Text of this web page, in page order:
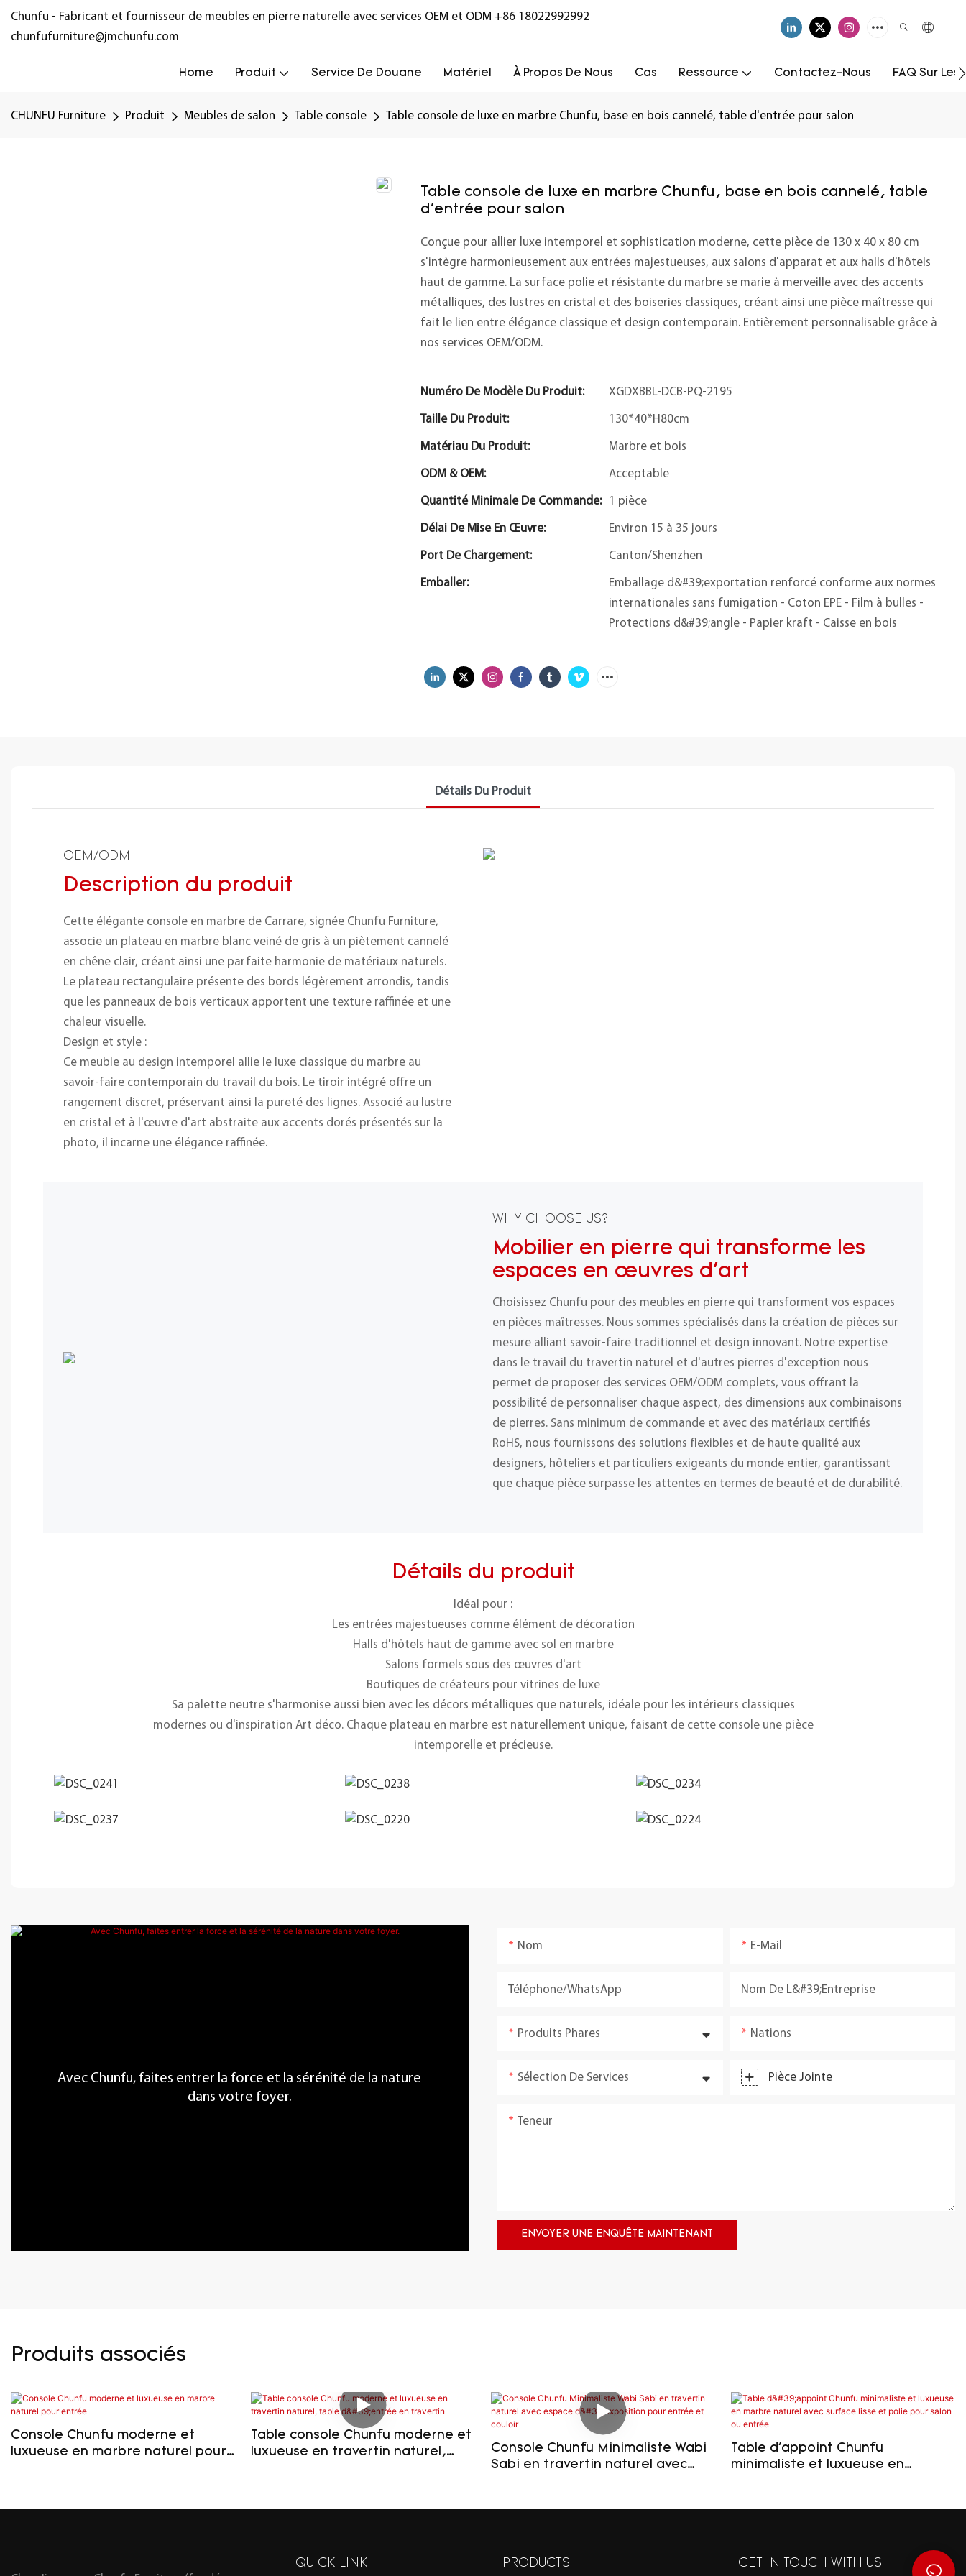
Chunfu - Fabricant et fournisseur de meubles en pierre naturelle avec services OEM et ODM +86 18022992992
chunfufurniture@jmchunfu.com
Home Produit Service De Douane Matériel À Propos De Nous Cas Ressource Contactez-Nous FAQ Sur
CHUNFU Furniture Produit Meubles de salon Table console Table console de luxe en marbre Chunfu, base en bois cannelé, table d'entrée pour salon
Table console de luxe en marbre Chunfu, base en bois cannelé, table
d'entrée pour salon
Conçue pour allier luxe intemporel et sophistication moderne, cette pièce de 130 x 40 x 80 cm
s'intègre harmonieusement aux entrées majestueuses, aux salons d'apparat et aux halls d'hôtels
haut de gamme. La surface polie et résistante du marbre se marie à merveille avec des accents
métalliques, des lustres en cristal et des boiseries classiques, créant ainsi une pièce maîtresse qui
fait le lien entre élégance classique et design contemporain. Entièrement personnalisable grâce à
nos services OEM/ODM.
Numéro De Modèle Du Produit: XGDXBBL-DCB-PQ-2195
Taille Du Produit: 130*40*H80cm
Matériau Du Produit: Marbre et bois
ODM & OEM: Acceptable
Quantité Minimale De Commande: 1 pièce
Délai De Mise En Œuvre: Environ 15 à 35 jours
Port De Chargement: Canton/Shenzhen
Emballer:
Emballage d&#39;exportation renforcé conforme aux normes
internationales sans fumigation - Coton EPE - Film à bulles -
Protections d&#39;angle - Papier kraft - Caisse en bois
Détails Du Produit
OEM/ODM
Description du produit
Cette élégante console en marbre de Carrare, signée Chunfu Furniture,
associe un plateau en marbre blanc veiné de gris à un piètement cannelé
en chêne clair, créant ainsi une parfaite harmonie de matériaux naturels.
Le plateau rectangulaire présente des bords légèrement arrondis, tandis
que les panneaux de bois verticaux apportent une texture raffinée et une
chaleur visuelle.
Design et style :
Ce meuble au design intemporel allie le luxe classique du marbre au
savoir-faire contemporain du travail du bois. Le tiroir intégré offre un
rangement discret, préservant ainsi la pureté des lignes. Associé au lustre
en cristal et à l'œuvre d'art abstraite aux accents dorés présentés sur la
photo, il incarne une élégance raffinée.
WHY CHOOSE US?
Mobilier en pierre qui transforme les
espaces en œuvres d'art
Choisissez Chunfu pour des meubles en pierre qui transforment vos espaces
en pièces maîtresses. Nous sommes spécialisés dans la création de pièces sur
mesure alliant savoir-faire traditionnel et design innovant. Notre expertise
dans le travail du travertin naturel et d'autres pierres d'exception nous
permet de proposer des services OEM/ODM complets, vous offrant la
possibilité de personnaliser chaque aspect, des dimensions aux combinaisons
de pierres. Sans minimum de commande et avec des matériaux certifiés
RoHS, nous fournissons des solutions flexibles et de haute qualité aux
designers, hôteliers et particuliers exigeants du monde entier, garantissant
que chaque pièce surpasse les attentes en termes de beauté et de durabilité.
Détails du produit
Idéal pour :
Les entrées majestueuses comme élément de décoration
Halls d'hôtels haut de gamme avec sol en marbre
Salons formels sous des œuvres d'art
Boutiques de créateurs pour vitrines de luxe
Sa palette neutre s'harmonise aussi bien avec les décors métalliques que naturels, idéale pour les intérieurs classiques
modernes ou d'inspiration Art déco. Chaque plateau en marbre est naturellement unique, faisant de cette console une pièce
intemporelle et précieuse.
Avec Chunfu, faites entrer la force et la sérénité de la nature
dans votre foyer.
Nom E-Mail
Téléphone/WhatsApp Nom De L&#39;entreprise
Produits Phares Nations
Sélection De Services Pièce Jointe
Teneur
ENVOYER UNE ENQUÊTE MAINTENANT
Produits associés
Console Chunfu moderne et
luxueuse en marbre naturel pour
Table console Chunfu moderne et
luxueuse en travertin naturel,
Console Chunfu Minimaliste Wabi
Sabi en travertin naturel avec
Table d'appoint Chunfu
minimaliste et luxueuse en
QUICK LINK PRODUCTS GET IN TOUCH WITH US